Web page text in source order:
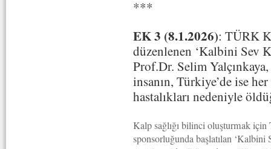
***
EK 3 (8.1.2026): TÜRK
düzenlenen ‘Kalbini Sev
Prof.Dr. Selim
insanın, Türkiye’de ise
hastalıkları nedeniyle
Kalp sağlığı bilinci oluşturmak
sponsorluğunda başlatılan ‘Kalbini